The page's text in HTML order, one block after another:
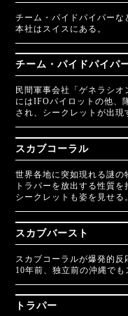
チーム・パイドパイパーな
本社はスイスにある。
チーム・パイドパイパ
民間軍事会社「ゲネラシ
にはIFOパイロットの他、
され、シークレットが出現
スカブコーラル
世界各地に突如現れる謎の
トラパーを放出する性質
シークレットも姿を見せる
スカブバースト
スカブコーラルが爆発的反
10年前、独立前の沖縄でも
トラパー